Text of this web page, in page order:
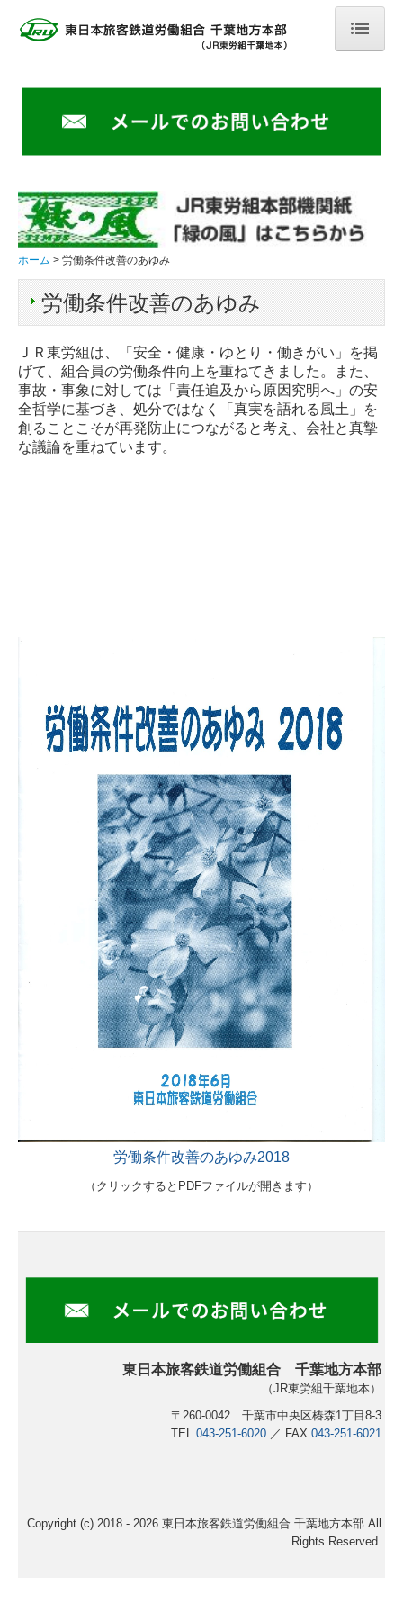
組織部情報
青年部情報
共済のお知らせ
お問い合わせ
プライバシーポリシー
プライバシーポリシー
ホーム 労働条件改善のあゆみ
労働条件改善のあゆみ
ＪＲ東労組は、「安全・健康・ゆとり・働きがい」を掲
げて、組合員の労働条件向上を重ねてきました。また、
事故・事象に対しては「責任追及から原因究明へ」の安
全哲学に基づき、処分ではなく「真実を語れる風土」を
創ることこそが再発防止につながると考え、会社と真摯
な議論を重ねています。
労働条件改善のあゆみ2018
（クリックするとPDFファイルが開きます）
東日本旅客鉄道労働組合 千葉地方本部
（JR東労組千葉地本）
〒260-0042 千葉市中央区椿森1丁目8-3
TEL 043-251-6020／ FAX 043-251-6021
Copyright (c) 2018 - 2026 東日本旅客鉄道労働組合 千葉地方本部 All
Rights Reserved.